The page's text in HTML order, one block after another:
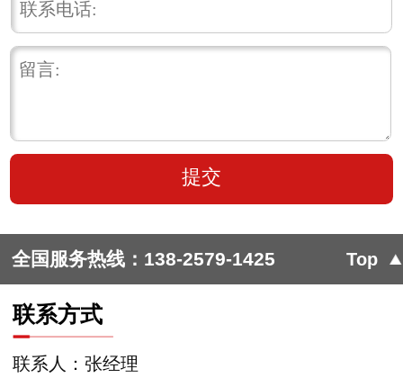
全国服务热线： 138-2579-1425 Top
联系方式
联系人：张经理